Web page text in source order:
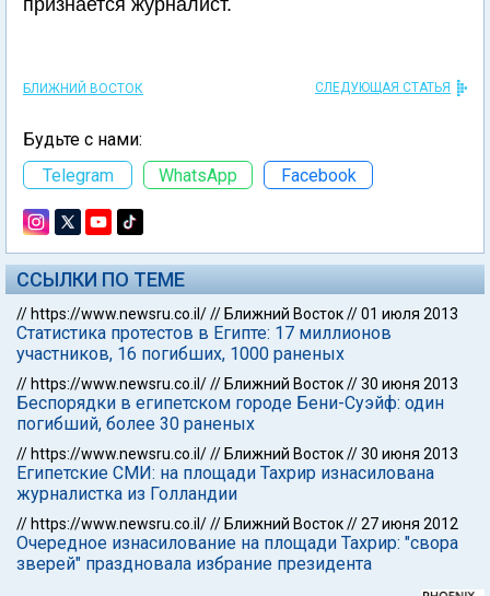
признается журналист.
БЛИЖНИЙ ВОСТОК СЛЕДУЮЩАЯ СТАТЬЯ
Будьте с нами:
Telegram
WhatsApp Facebook
ССЫЛКИ ПО ТЕМЕ
// https://www.newsru.co.il/// Ближний Восток//01 июля 2013
Статистика протестов в Египте: 17 миллионов
участников, 16 погибших, 1000 раненых
// https://www.newsru.co.il/// Ближний Восток//30 июня 2013
Беспорядки в египетском городе Бени-Суэйф: один
погибший, более 30 раненых
// https://www.newsru.co.il/// Ближний Восток//30 июня 2013
Египетские СМИ: на площади Тахрир изнасилована
журналистка из Голландии
// https://www.newsru.co.il/// Ближний Восток//27 июня 2012
Очередное изнасилование на площади Тахрир: "свора
зверей" праздновала избрание президента